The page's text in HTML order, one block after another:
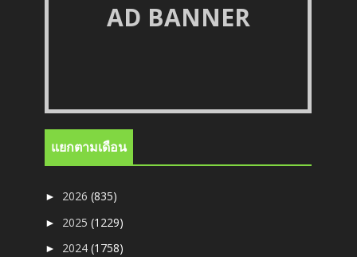
AD BANNER
แยกตามเดือน
► 2026(835)
► 2025(1229)
► 2024(1758)